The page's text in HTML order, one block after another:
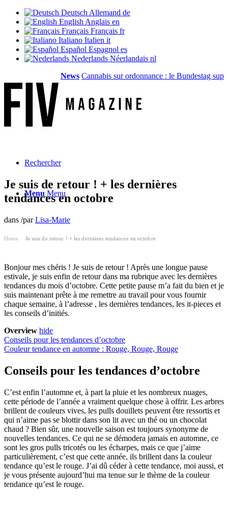
Deutsch Allemand de
English Anglais en
Français Français fr
Italiano Italien it
Español Espagnol es
Nederlands Néerlandais nl
News Cannabis sur ordonnance : le Bundestag
Rechercher
Menu Menu
Je suis de retour ! + les dernières
tendances en octobre
dans /parLisa-Marie
Home Je suis de retour ! + les dernières tendances en octobre
Bonjour mes chéris ! Je suis de retour ! Après une longue pause
estivale, je suis enfin de retour dans ma rubrique avec les dernières
tendances du mois d’octobre. Cette petite pause m’a fait du bien et je
suis maintenant prête à me remettre au travail pour vous fournir
chaque semaine, à l’adresse , les dernières tendances, les it-pieces et
les conseils d’initiés.
Overview hide
Conseils pour les tendances d’octobre
Couleur tendance en automne : Rouge, Rouge, Rouge
Conseils pour les tendances d’octobre
C’est enfin l’automne et, à part la pluie et les nombreux nuages,
cette période de l’année a vraiment quelque chose à offrir. Les arbres
brillent de couleurs vives, les pulls douillets peuvent être ressortis et
qui n’aime pas se blottir dans son lit avec un thé ou un chocolat
chaud ? Bien sûr, une nouvelle saison est toujours synonyme de
nouvelles tendances. Ce qui ne se démodera jamais en automne, ce
sont les gros pulls tricotés ou les écharpes, mais ce que j’aime
particulièrement, c’est que cette année, ils brillent dans la couleur
tendance qu’est le rouge. J’ai dû céder à cette tendance, moi aussi, et
je vous présente aujourd’hui ma tenue sur le thème de la couleur
tendance qu’est le rouge.